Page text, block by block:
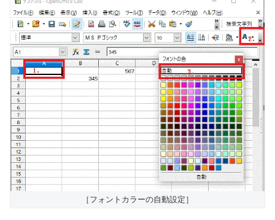
［フォントカラーの自動設定］